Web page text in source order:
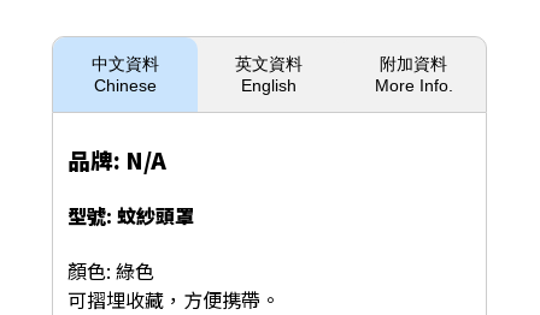
中文資料
Chinese
英文資料
English
附加資料
More Info.
品牌: N/A
型號: 蚊紗頭罩
顏色: 綠色
可摺埋收藏，方便携帶。